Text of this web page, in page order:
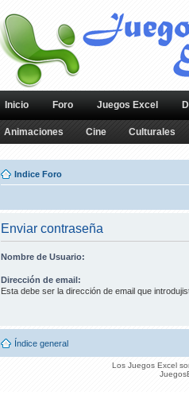
Inicio Foro Juegos Excel
Animaciones Cine Culturales
Indice Foro
Enviar contraseña
Nombre de Usuario:
Dirección de email:
Esta debe ser la dirección de email que
Índice general
Los Juegos Excel